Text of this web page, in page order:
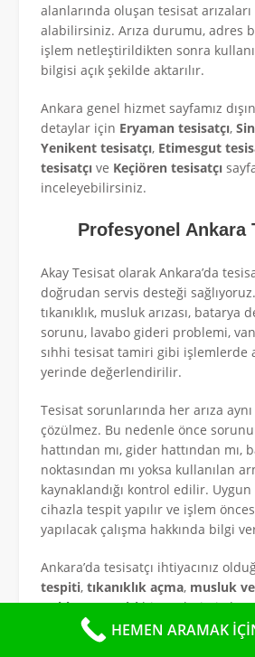
alanlarında oluşan tesisat
alabilirsiniz. Arıza durumu, adres
işlem netleştirildikten sonra
bilgisi açık şekilde aktarılır.
Ankara genel hizmet sayfamız
detaylar için Eryaman tesisatçı,
Yenikent tesisatçı, Etimesgut
tesisatçı ve Keçiören tesisatçı
inceleyebilirsiniz.
Profesyonel Ankara
Akay Tesisat olarak Ankara’da
doğrudan servis desteği sağlıyoruz.
tıkanıklık, musluk arızası, batarya
sorunu, lavabo gideri problemi,
sıhhi tesisat tamiri gibi işlemlerde
yerinde değerlendirilir.
Tesisat sorunlarında her arıza
çözülmez. Bu nedenle önce
hattından mı, gider hattından mı,
noktasından mı yoksa kullanılan
kaynaklandığı kontrol edilir.
cihazla tespit yapılır ve işlem
yapılacak çalışma hakkında bilgi
Ankara’da tesisatçı ihtiyacınız
tespiti, tıkanıklık açma, musluk
veklozet tamirihizmetlerimizden
alabilirsiniz.HEMEN ARAMAK